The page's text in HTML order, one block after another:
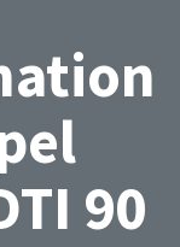
90